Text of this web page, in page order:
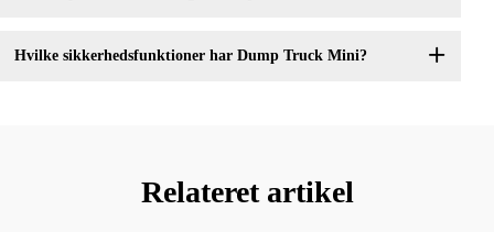
Hvilke sikkerhedsfunktioner har Dump Truck Mini?
Relateret artikel